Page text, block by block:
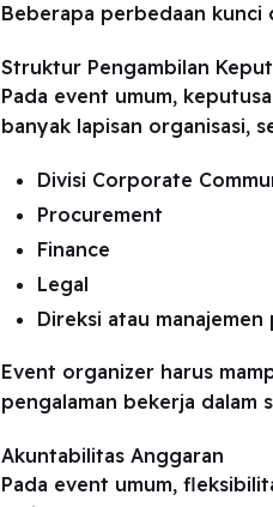
Beberapa perbedaan
Struktur Pengambilan
Pada event umum,
banyak lapisan organisasi,
Divisi Corporate
Procurement
Finance
Legal
Direksi atau manajemen
Event organizer harus
pengalaman bekerja
Akuntabilitas Anggaran
Pada event umum,